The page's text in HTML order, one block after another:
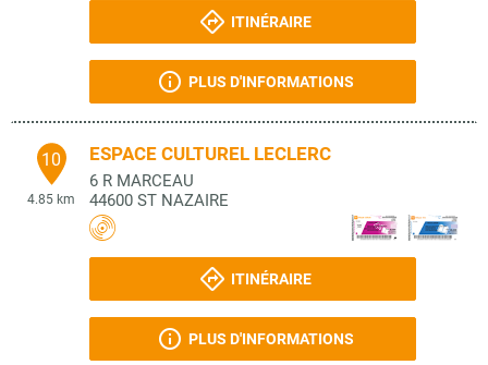
ITINÉRAIRE
PLUS D'INFORMATIONS
10
4.85 km
ESPACE CULTUREL LECLERC
6 R MARCEAU
44600 ST NAZAIRE
ITINÉRAIRE
PLUS D'INFORMATIONS